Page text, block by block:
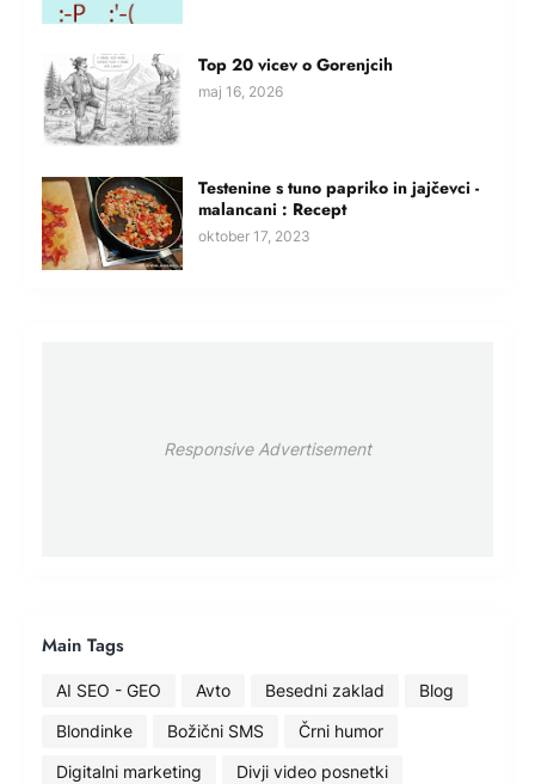
Top 20 vicev o Gorenjcih
maj 16, 2026
Testenine s tuno papriko in jajčevci -
malancani : Recept
oktober 17, 2023
Responsive Advertisement
Main Tags
AI SEO - GEO Avto Besedni zaklad
Blog
Blondinke
Božični SMS
Črni humor
Digitalni marketing
Divji video posnetki